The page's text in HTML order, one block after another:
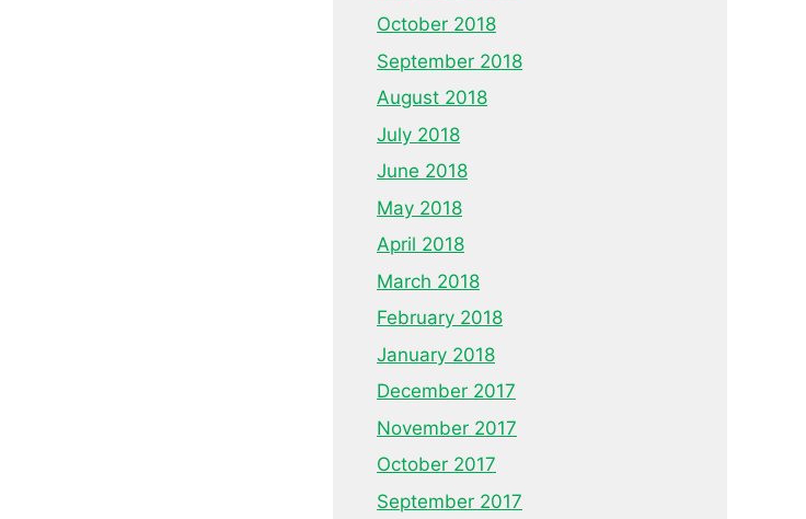
October 2018
September 2018
August 2018
July 2018
June 2018
May 2018
April 2018
March 2018
February 2018
January 2018
December 2017
November 2017
October 2017
September 2017